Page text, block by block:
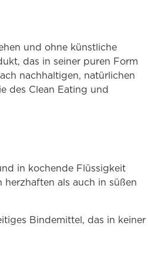
und ohne künstliche
das in seiner puren Form
nachhaltigen, natürlichen
des Clean Eating und
in kochende Flüssigkeit
als auch in süßen
Bindemittel, das in keiner